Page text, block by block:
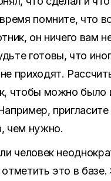
помните, что
, он ничего вам
готовы, что
приходят.
, чтобы можно было
, чем нужно.
человек
это в базе.